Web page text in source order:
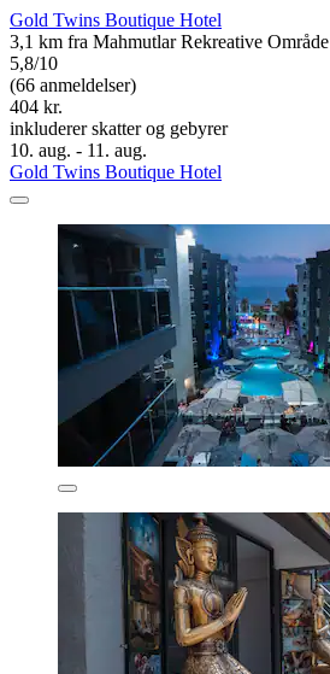
Gold Twins Boutique Hotel
3,1 km fra Mahmutlar Rekreative Område
5,8/10
(66 anmeldelser)
404 kr.
inkluderer skatter og gebyrer
10. aug. - 11. aug.
Gold Twins Boutique Hotel